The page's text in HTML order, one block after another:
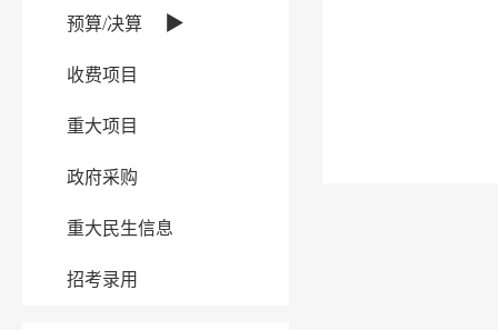
预算/决算 ▶
收费项目
重大项目
政府采购
重大民生信息
招考录用